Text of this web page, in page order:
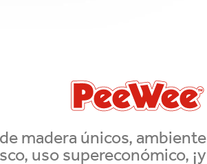
madera únicos, ambiente
uso supereconómico, ¡y